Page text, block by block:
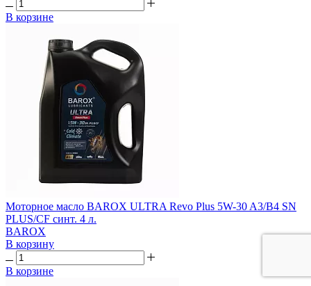
В корзине
Моторное масло BAROX ULTRA Revo Plus 5W-30 A3/B4 SN
PLUS/CF синт. 4 л.
BAROX
В корзину
В корзине